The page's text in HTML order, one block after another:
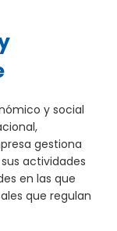
y social
gestiona
actividades
en las que
que regulan